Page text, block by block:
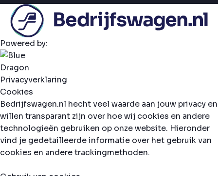
Powered by:
Privacyverklaring
Cookies
Bedrijfswagen.nl hecht veel waarde aan jouw privacy en
willen transparant zijn over hoe wij cookies en andere
technologieën gebruiken op onze website. Hieronder
vind je gedetailleerde informatie over het gebruik van
cookies en andere trackingmethoden.